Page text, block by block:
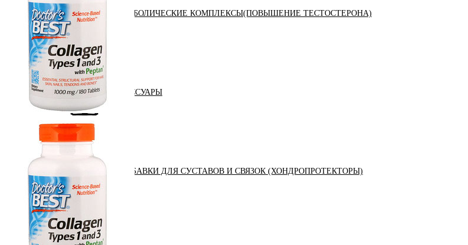
АНАБОЛИЧЕСКИЕ КОМПЛЕКСЫ(ПОВЫШЕНИЕ ТЕСТОСТЕРОНА)
АКСЕССУАРЫ
ДОБАВКИ ДЛЯ СУСТАВОВ И СВЯЗОК (ХОНДРОПРОТЕКТОРЫ)